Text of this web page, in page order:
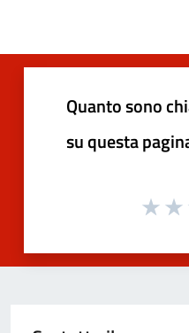
Quanto sono
su questa